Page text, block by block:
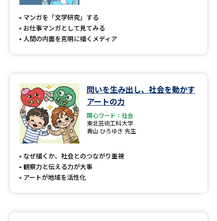
マンガを「文学研究」する
お仕事マンガとして見てみる
人間の内面を克明に描くメディア
問いを生み出し、社会を動かす
アートの力
関心ワード：社会
東北芸術工科大学
青山 ひろゆき 先生
なぜ描くか、社会とのつながり重視
観察力と伝える力が大事
アートが地域を活性化